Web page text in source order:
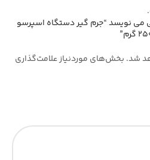
نویسد “جرم گیر دستگاه اسپرسو
شد. بخش‌های موردنیاز علامت‌گذاری